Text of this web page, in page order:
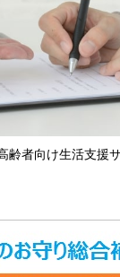
齢者向け生活支